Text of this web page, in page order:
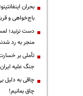
بحران
باج‌خواهی و
دست نزنید؛
منجر به رد
تأملی بر
جنگ علیه ایران
چاقی به دلیل
چاق بمانیم!